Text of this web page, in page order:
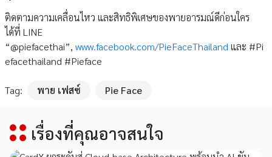
ติดตามความเคลื่อนไหว และสิทธิพิเศษของพายอารมณ์ดีก่อนใคร
ได้ที่ LINE
“@piefacethai”, www.facebook.com/PieFaceThailand และ #Pi
efacethailand #Pieface
Tag: พาย เฟสซ์ Pie Face
เรื่องที่คุณอาจสนใจ